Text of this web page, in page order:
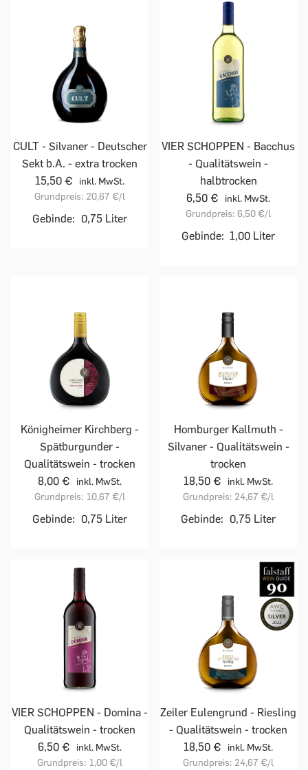
CULT - Silvaner - Deutscher
Sekt b.A. - extra trocken
15,50 €
inkl. MwSt.
Grundpreis: 20,67 €/l
Gebinde: 0,75 Liter
VIER SCHOPPEN - Bacchus
- Qualitätswein -
halbtrocken
6,50 €
inkl. MwSt.
Grundpreis: 6,50 €/l
Gebinde: 1,00 Liter
Königheimer Kirchberg -
Spätburgunder -
Qualitätswein - trocken
8,00 €
inkl. MwSt.
Grundpreis: 10,67 €/l
Gebinde: 0,75 Liter
Homburger Kallmuth -
Silvaner - Qualitätswein -
trocken
18,50 €
inkl. MwSt.
Grundpreis: 24,67 €/l
Gebinde: 0,75 Liter
VIER SCHOPPEN - Domina -
Qualitätswein - trocken
6,50 €
inkl. MwSt.
Grundpreis: 1,00 €/l
Zeiler Eulengrund - Riesling
- Qualitätswein - trocken
18,50 €
inkl. MwSt.
Grundpreis: 24,67 €/l